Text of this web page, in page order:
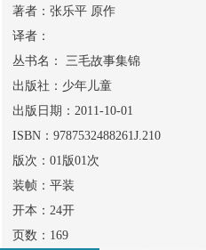
著者： 张乐平 原作
译者：
丛书名： 三毛故事集锦
出版社： 少年儿童
出版日期： 2011-10-01
ISBN： 9787532488261J.210
版次： 01版01次
装帧： 平装
开本： 24开
页数： 169